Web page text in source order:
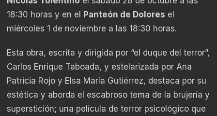
18:30 horas y en el Panteón de Dolores el
miércoles 1 de noviembre a las 18:30 horas.
Esta obra, escrita y dirigida por “el duque del terror”,
Carlos Enrique Taboada, y estelarizada por Ana
Patricia Rojo y Elsa María Gutiérrez, destaca por su
estética y aborda el escabroso tema de la brujería y
superstición; una película de terror psicológico que